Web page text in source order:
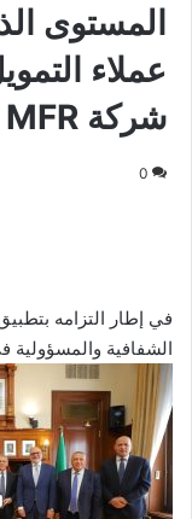
المستوى
عملاء
شركة MFR العالمية
0
في إطار التزامه
الشفافية والمسؤولية